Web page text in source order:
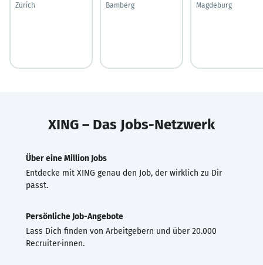
Zürich
Bamberg
Magdeburg
XING – Das Jobs-Netzwerk
Über eine Million Jobs
Entdecke mit XING genau den Job, der wirklich zu Dir
passt.
Persönliche Job-Angebote
Lass Dich finden von Arbeitgebern und über 20.000
Recruiter·innen.